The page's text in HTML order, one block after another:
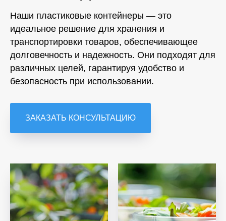
Наши пластиковые контейнеры — это
идеальное решение для хранения и
транспортировки товаров, обеспечивающее
долговечность и надежность. Они подходят для
различных целей, гарантируя удобство и
безопасность при использовании.
ЗАКАЗАТЬ КОНСУЛЬТАЦИЮ